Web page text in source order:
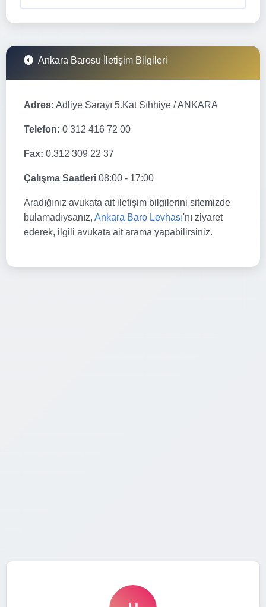
Ankara Barosu İletişim Bilgileri
Adres: Adliye Sarayı 5.Kat Sıhhiye / ANKARA
Telefon: 0 312 416 72 00
Fax: 0.312 309 22 37
Çalışma Saatleri 08:00 - 17:00
Aradığınız avukata ait iletişim bilgilerini sitemizde
bulamadıysanız, Ankara Baro Levhası'nı ziyaret
ederek, ilgili avukata ait arama yapabilirsiniz.